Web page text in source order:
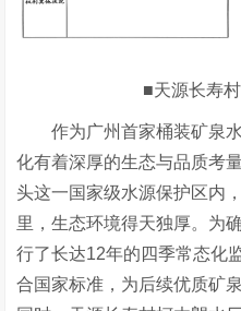
■天源长寿
作为广州首家桶装矿泉
化有着深厚的生态与品质
头这一国家级水源保护区内
里，生态环境得天独厚。为
行了长达12年的四季常态化
合国家标准，为后续优质矿